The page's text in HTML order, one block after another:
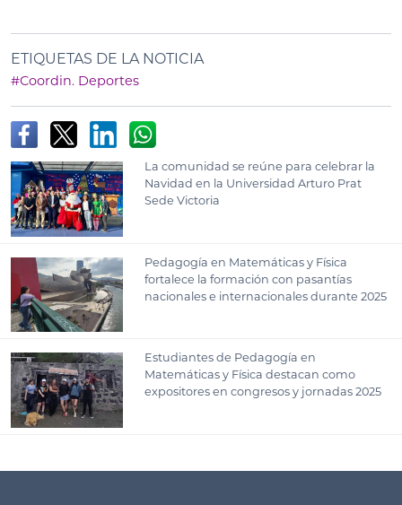
ETIQUETAS DE LA NOTICIA
#Coordin. Deportes
La comunidad se reúne para celebrar la
Navidad en la Universidad Arturo Prat
Sede Victoria
Pedagogía en Matemáticas y Física
fortalece la formación con pasantías
nacionales e internacionales durante 2025
Estudiantes de Pedagogía en
Matemáticas y Física destacan como
expositores en congresos y jornadas 2025